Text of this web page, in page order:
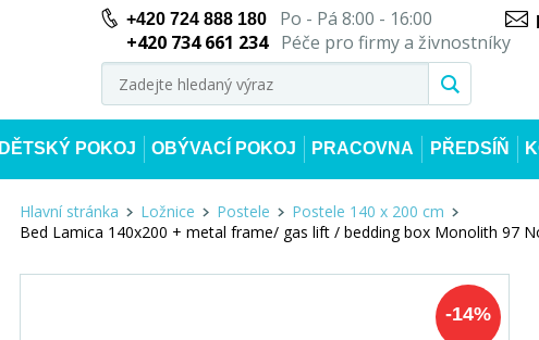
+420 724 888 180Po - Pá 8:00 - 16:00
+420 734 661 234
Péče pro firmy a živnostníky
DĚTSKÝ POKOJ OBÝVACÍ POKOJ PRACOVNA PŘEDSÍŇ
Hlavní stránka Ložnice Postele
Postele 140 x 200 cm
Bed Lamica 140x200 + metal frame/ gas lift / bedding box Monolith 97
-14%